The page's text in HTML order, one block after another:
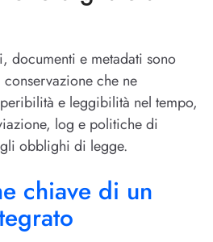
documenti e metadati sono
che ne
e leggibilità nel tempo,
log e politiche di
obblighi di legge.
chiave di un